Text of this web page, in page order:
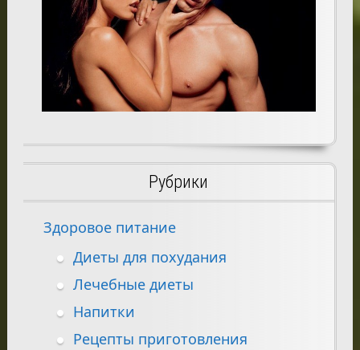
Рубрики
Здоровое питание
Диеты для похудания
Лечебные диеты
Напитки
Рецепты приготовления